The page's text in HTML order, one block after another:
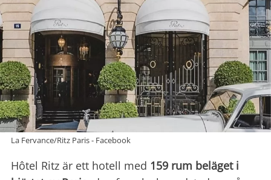
La Fervance/Ritz Paris - Facebook
Hôtel Ritz är ett hotell med 159 rum beläget i